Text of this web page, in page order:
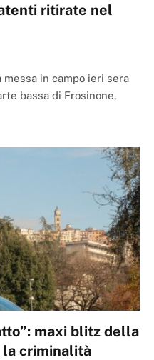
ritirate nel
messa in campo ieri sera
bassa di Frosinone,
maxi blitz della
criminalità